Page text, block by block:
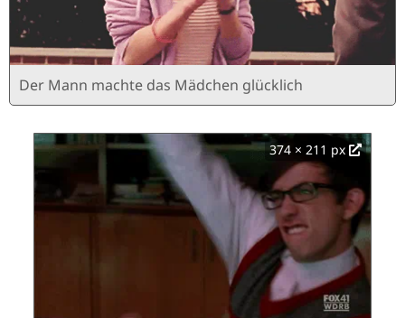
Der Mann machte das Mädchen glücklich
374 × 211 px